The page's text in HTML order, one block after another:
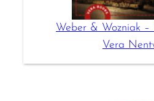
Weber & Wozniak –
Vera